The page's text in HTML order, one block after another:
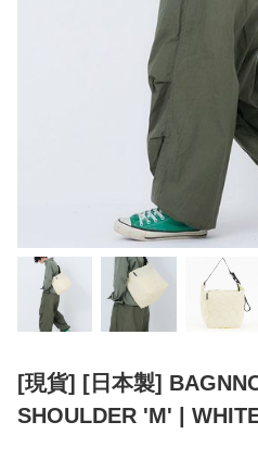
[現貨] [日本製]
SHOULDER 'M' |